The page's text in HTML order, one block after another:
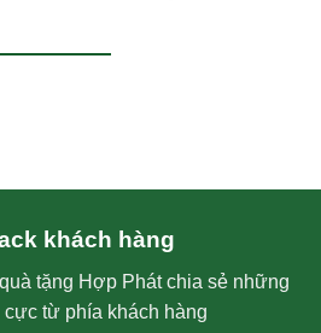
khách hàng
tặng Hợp Phát chia sẻ những
cực từ phía khách hàng